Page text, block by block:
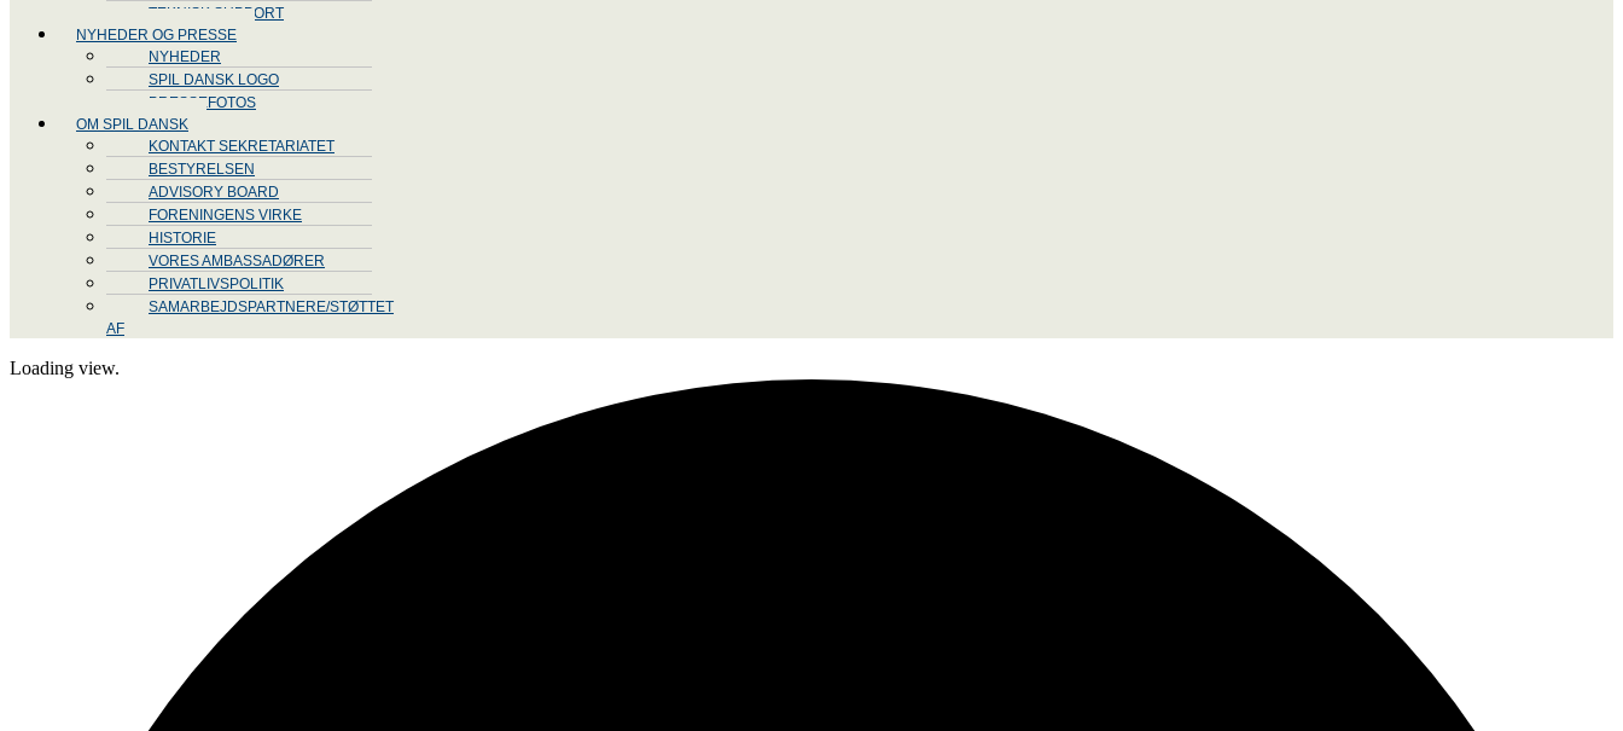
TEKNISK SUPPORT
NYHEDER OG PRESSE
NYHEDER
SPIL DANSK LOGO
PRESSEFOTOS
OM SPIL DANSK
KONTAKT SEKRETARIATET
BESTYRELSEN
ADVISORY BOARD
FORENINGENS VIRKE
HISTORIE
VORES AMBASSADØRER
PRIVATLIVSPOLITIK
SAMARBEJDSPARTNERE/STØTTET
AF
Loading view.